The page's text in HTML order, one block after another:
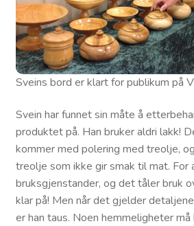
Sveins bord er klart for publikum på
Svein har funnet sin måte å
produktet på. Han bruker aldri lakk!
kommer med polering med treolje,
treolje som ikke gir smak til mat. For
bruksgjenstander, og det tåler bruk
klar på! Men når det gjelder
er han taus. Noen hemmeligheter må